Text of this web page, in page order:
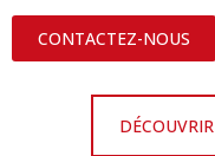
CONTACTEZ-NOUS
DÉCOUVRIR